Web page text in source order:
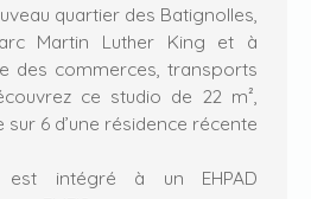
quartier des Batignolles,
Martin Luther King et à
des commerces, transports
ce studio de 22 m²,
6 d’une résidence récente
est intégré à un EHPAD